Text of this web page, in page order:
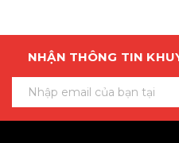
NHẬN THÔNG TIN